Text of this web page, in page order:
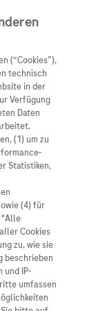
wir sind
uns antreibt
Standorte
Stories
Zukunftslabor
Service für
zu
ist
Studien
A-Z
Pipeline
Fachportal
(“Cookies”),
technisch
in der
Verfügung
Daten
(1) um zu
Statistiken,
(4) für
"Alle
Cookies
zu, wie sie
beschrieben
und IP-
umfassen